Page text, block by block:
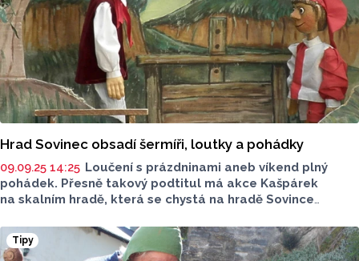
Hrad Sovinec obsadí šermíři, loutky a pohádky
09.09.25 14:25 Loučení s prázdninami aneb víkend plný
pohádek. Přesně takový podtitul má akce Kašpárek
na skalním hradě, která se chystá na hradě Sovince
a pohádková pouť, otevřeno bude od 9:00 do 18 hodin.
Tipy